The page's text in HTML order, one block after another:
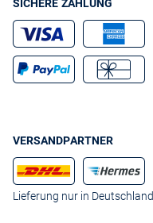
SICHERE ZAHLUNG
VERSANDPARTNER
Lieferung nur in Deutschland